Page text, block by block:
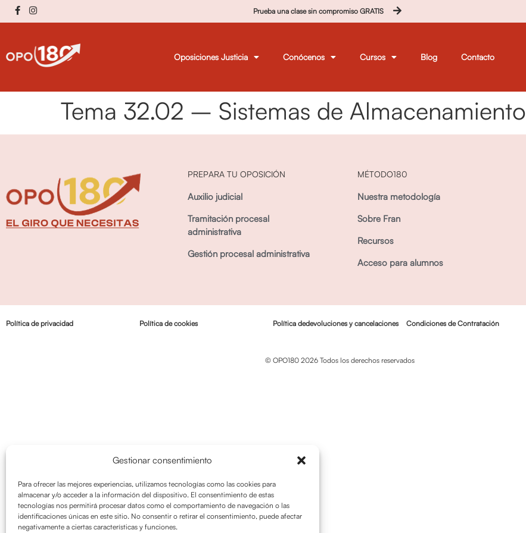
Gestionar consentimiento
Para ofrecer las mejores experiencias, utilizamos tecnologías como las cookies para
almacenar y/o acceder a la información del dispositivo. El consentimiento de estas
tecnologías nos permitirá procesar datos como el comportamiento de navegación o las
identificaciones únicas en este sitio. No consentir o retirar el consentimiento, puede afectar
negativamente a ciertas características y funciones.
Prueba una clase sin compromiso GRATIS
Oposiciones Justicia Conócenos Cursos Blog Contacto
Tema 32.02 – Sistemas de Almacenamiento
PREPARA TU OPOSICIÓN
Auxilio judicial
Tramitación procesal
administrativa
Gestión procesal administrativa
MÉTODO180
Nuestra metodología
Sobre Fran
Recursos
Acceso para alumnos
Política de privacidad Política de cookies Política dedevoluciones y cancelaciones Condiciones de Contratación
© OPO180 2026 Todos los derechos reservados